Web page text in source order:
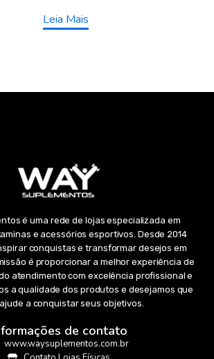
Leia Mais
é uma rede de lojas especializada em
e acessórios esportivos. Desde 2014
conquistas e transformar desejos em
é proporcionar a melhor experiência de
atendimento com excelência profissional e
a qualidade dos produtos e desejamos que
a conquistar seus objetivos.
de contato
www.waysuplementos.com.br